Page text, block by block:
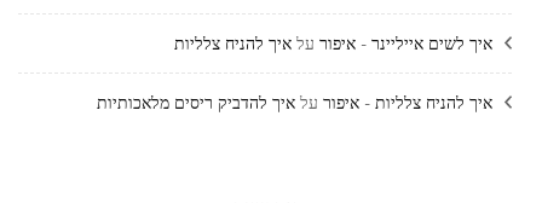
איך לשים אייליינר - איפור על איך להניח צלליות
איך להניח צלליות - איפור על איך להדביק ריסים מלאכותיות